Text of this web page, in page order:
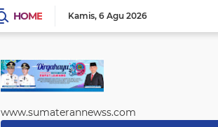
HOME Kamis 6 Agu 2026
www.sumaterannewss.com